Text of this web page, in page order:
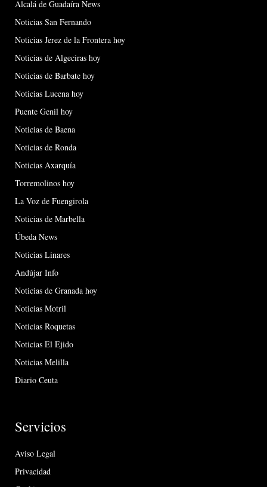
Alcalá de Guadaíra News
Noticias San Fernando
Noticias Jerez de la Frontera hoy
Noticias de Algeciras hoy
Noticias de Barbate hoy
Noticias Lucena hoy
Puente Genil hoy
Noticias de Baena
Noticias de Ronda
Noticias Axarquía
Torremolinos hoy
La Voz de Fuengirola
Noticias de Marbella
Úbeda News
Noticias Linares
Andújar Info
Noticias de Granada hoy
Noticias Motril
Noticias Roquetas
Noticias El Ejido
Noticias Melilla
Diario Ceuta
Servicios
Aviso Legal
Privacidad